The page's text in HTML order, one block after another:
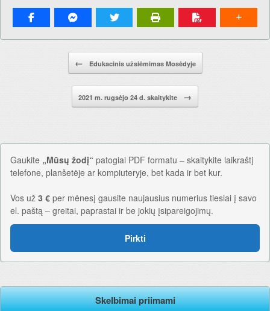
← Edukacinis užsiėmimas Mosėdyje
2021 m. rugsėjo 24 d. skaitykite →
Gaukite „Mūsų žodį“ patogiai PDF formatu – skaitykite laikraštį
telefone, planšetėje ar kompiuteryje, bet kada ir bet kur.
Vos už 3 € per mėnesį gausite naujausius numerius tiesiai į savo
el. paštą – greitai, paprastai ir be jokių įsipareigojimų.
Pirkti
Skelbimai priimami